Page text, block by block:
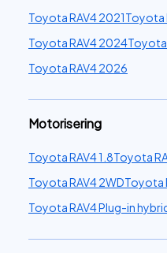
Toyota RAV4 2021Toyota
Toyota RAV4 2024Toyota
Toyota RAV4 2026
Motorisering
Toyota RAV4 1.8Toyota
Toyota RAV4 2WDToyota
Toyota RAV4 Plug-in